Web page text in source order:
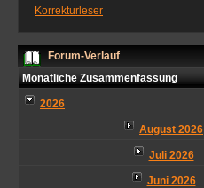
Korrekturleser
Forum-Verlauf
Monatliche Zusammenfassung
2026
August 2026
Juli 2026
Juni 2026